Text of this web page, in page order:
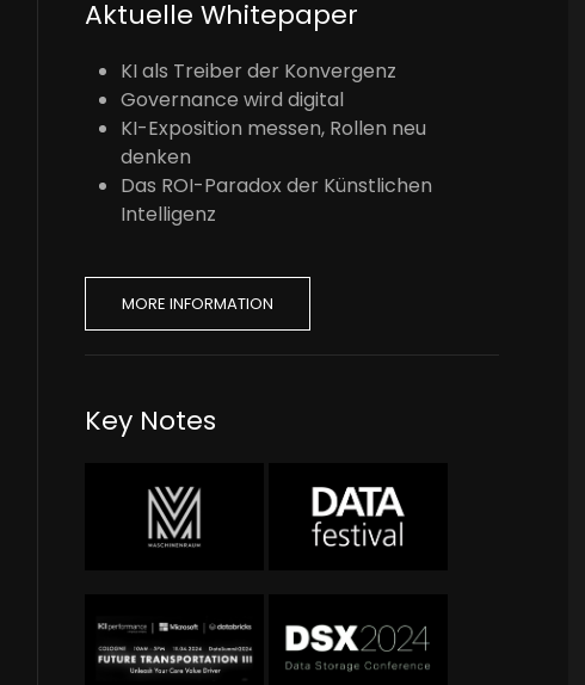
Aktuelle Whitepaper
KI als Treiber der Konvergenz
Governance wird digital
KI-Exposition messen, Rollen neu
denken
Das ROI-Paradox der Künstlichen
Intelligenz
MORE INFORMATION
Key Notes